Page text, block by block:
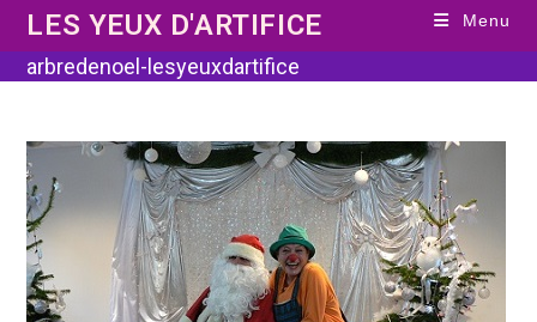
content
LES YEUX D'ARTIFICE Menu
arbredenoel-lesyeuxdartifice